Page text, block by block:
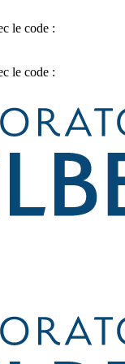
le code :
le code :